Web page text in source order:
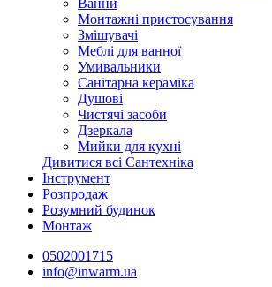
Ванни
Монтажні пристосування
Змішувачі
Меблі для ванної
Умивальники
Санітарна кераміка
Душові
Чистячі засоби
Дзеркала
Мийки для кухні
Дивитися всі Сантехніка
Інструмент
Розпродаж
Розумний будинок
Монтаж
0502001715
info@inwarm.ua